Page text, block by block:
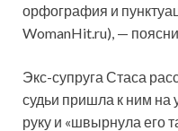
орфография и
WomanHit.ru), —
Экс-супруга Стаса
судьи пришла к ним на
руку и «швырнула его